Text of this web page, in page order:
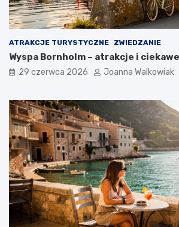
ATRAKCJE TURYSTYCZNE ZWIEDZANIE
Wyspa Bornholm – atrakcje i
29 czerwca 2026 Joanna Walkowiak